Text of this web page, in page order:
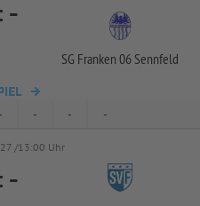
: -
SG Franken 06 Sennfeld
- - - -
/13:00 Uhr
: -